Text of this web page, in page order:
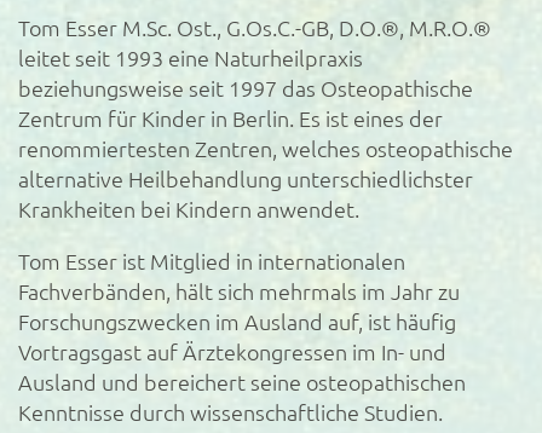
Tom Esser M.Sc. Ost., G.Os.C.-GB, D.O.®, M.R.O.®
leitet seit 1993 eine Naturheilpraxis
beziehungsweise seit 1997 das Osteopathische
Zentrum für Kinder in Berlin. Es ist eines der
renommiertesten Zentren, welches osteopathische
alternative Heilbehandlung unterschiedlichster
Krankheiten bei Kindern anwendet.
Tom Esser ist Mitglied in internationalen
Fachverbänden, hält sich mehrmals im Jahr zu
Forschungszwecken im Ausland auf, ist häufig
Vortragsgast auf Ärztekongressen im In- und
Ausland und bereichert seine osteopathischen
Kenntnisse durch wissenschaftliche Studien.